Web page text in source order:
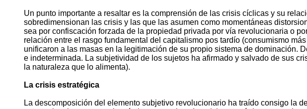
Un punto importante a resaltar es la comprensión de las crisis cíclicas y su
sobredimensionan las crisis y las que las asumen como momentáneas
sea por confiscación forzada de la propiedad privada por vía revolucionaria o
relación entre el rasgo fundamental del capitalismo pos tardío (consumismo
unificaron a las masas en la legitimación de su propio sistema de dominación.
e indeterminada. La subjetividad de los sujetos ha afirmado y salvado de sus
la naturaleza que lo alimenta).
La crisis estratégica
La descomposición del elemento subjetivo revolucionario ha traído consigo la